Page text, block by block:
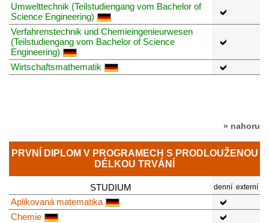
Umwelttechnik (Teilstudiengang vom Bachelor of
Science Engineering)
Verfahrenstechnik und Chemieingenieurwesen
(Teilstudiengang vom Bachelor of Science
Engineering)
Wirtschaftsmathematik
» nahoru
PRVNÍ DIPLOM V PROGRAMECH S PRODLOUŽENOU
DÉLKOU TRVÁNÍ
STUDIUM denní externí
Aplikovaná matematika
Chemie